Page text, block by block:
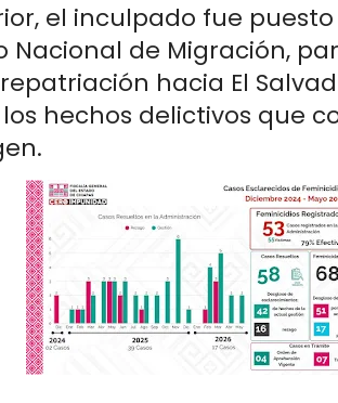
el inculpado fue
Nacional de Migración,
hacia El
hechos delictivos que